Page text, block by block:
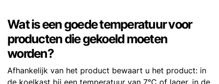
Wat is een goede temperatuur voor
producten die gekoeld moeten
worden?
Afhankelijk van het product bewaart u het product: in